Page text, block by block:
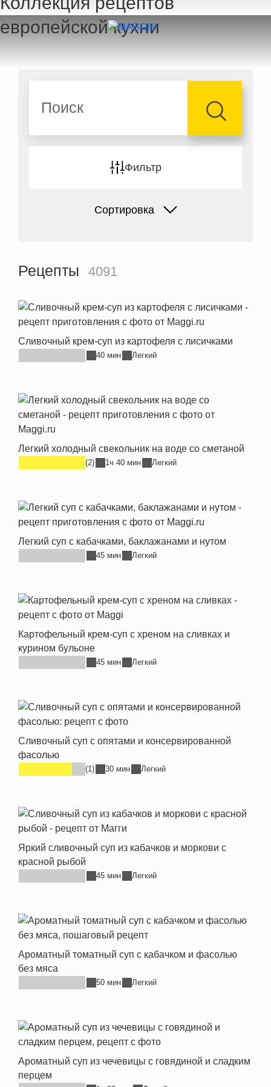
Перейти к основному содержанию
европейской кухни
Фильтр
Сортировка
Рецепты 4091
Сливочный крем-суп из картофеля с лисичками
40 мин Легкий
Легкий холодный свекольник на воде со сметаной
(2) 1ч 40 мин Легкий
Легкий суп с кабачками, баклажанами и нутом
45 мин Легкий
Картофельный крем-суп с хреном на сливках и
курином бульоне
45 мин Легкий
Сливочный суп с опятами и консервированной
фасолью
(1) 30 мин Легкий
Яркий сливочный суп из кабачков и моркови с
красной рыбой
45 мин Легкий
Ароматный томатный суп с кабачком и фасолью
без мяса
50 мин Легкий
Ароматный суп из чечевицы с говядиной и сладким
перцем